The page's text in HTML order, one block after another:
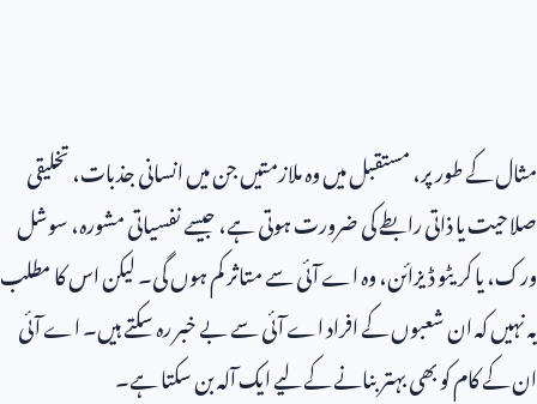
مثال کے طور پر، مستقبل میں وہ ملازمتیں جن میں انسانی جذبات، تخلیقی
صلاحیت یا ذاتی رابطے کی ضرورت ہوتی ہے، جیسے نفسیاتی مشورہ، سوشل
ورک، یا کریٹو ڈیزائن، وہ اے آئی سے متاثر کم ہوں گی۔ لیکن اس کا مطلب
یہ نہیں کہ ان شعبوں کے افراد اے آئی سے بے خبر رہ سکتے ہیں۔ اے آئی
ان کے کام کو بھی بہتر بنانے کے لیے ایک آلہ بن سکتا ہے۔